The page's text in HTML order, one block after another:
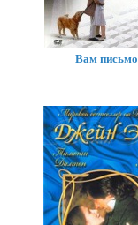
Вам письмо